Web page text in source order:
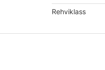
Rehviklass